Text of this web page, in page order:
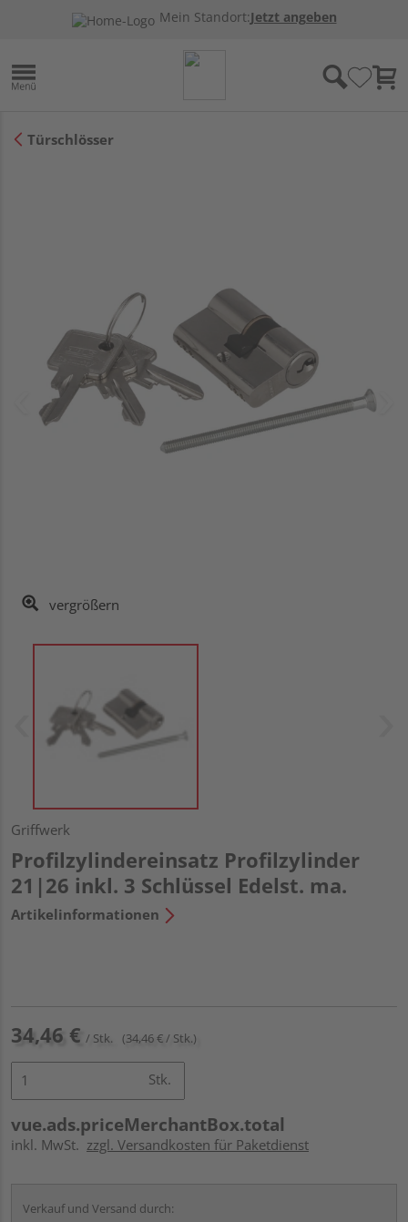
Mein Standort:Jetzt angeben
Türschlösser
vergrößern
Griffwerk
Profilzylindereinsatz Profilzylinder
21|26 inkl. 3 Schlüssel Edelst. ma.
Artikelinformationen
34,46 € / Stk. (34,46 € / Stk.)
Stk.
vue.ads.priceMerchantBox.total
inkl. MwSt. zzgl. Versandkosten für Paketdienst
Verkauf und Versand durch: